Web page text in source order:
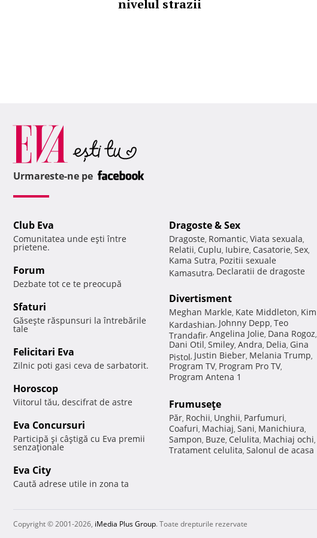
nivelul strazii
Urmareste-ne pe
Club Eva
Comunitatea unde eşti între
prietene.
Forum
Dezbate tot ce te preocupă
Sfaturi
Găseşte răspunsuri la întrebările
tale
Felicitari Eva
Zilnic poti gasi ceva de sarbatorit.
Horoscop
Viitorul tău, descifrat de astre
Eva Concursuri
Participă şi câştigă cu Eva premii
senzaţionale
Eva City
Caută adrese utile in zona ta
Dragoste & Sex
Dragoste, Romantic, Viata sexuala,
Relatii, Cuplu, Iubire, Casatorie, Sex,
Kama Sutra, Pozitii sexuale
Kamasutra, Declaratii de dragoste
Divertisment
Meghan Markle, Kate Middleton, Kim
Kardashian, Johnny Depp, Teo
Trandafir, Angelina Jolie, Dana Rogoz,
Dani Otil, Smiley, Andra, Delia, Gina
Pistol, Justin Bieber, Melania Trump,
Program TV, Program Pro TV,
Program Antena 1
Frumuseţe
Păr, Rochii, Unghii, Parfumuri,
Coafuri, Machiaj, Sani, Manichiura,
Sampon, Buze, Celulita, Machiaj ochi,
Tratament celulita, Salonul de acasa
Copyright © 2001-2026, iMedia Plus Group. Toate drepturile rezervate